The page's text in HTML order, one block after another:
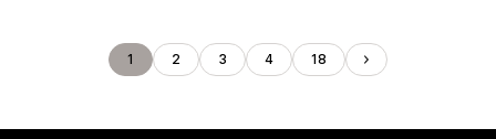
1 2 3 4 18